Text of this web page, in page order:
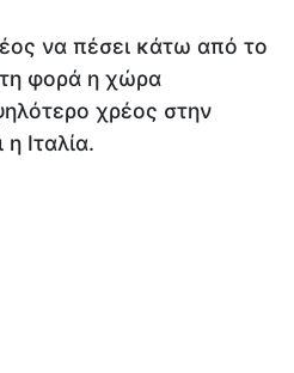
να πέσει κάτω από το
φορά η χώρα
χρέος στην
Ιταλία.